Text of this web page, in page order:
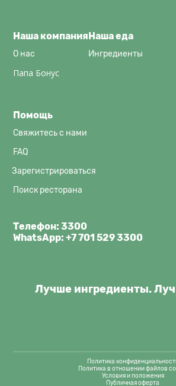
Наша компания
О нас
Папа Бонус
Наша еда
Ингредиенты
Помощь
Свяжитесь с нами
FAQ
Зарегистрироваться
Поиск ресторана
Телефон: 3300
WhatsApp:+7 701 529 3300
Лучше ингредиенты.
Политика
Политика в отношении файлов
Условия и положения
Публичная оферта